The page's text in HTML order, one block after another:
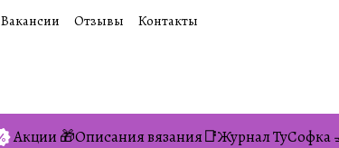
Вакансии Отзывы Контакты
Акции 🎁Описания вязания📑Журнал ТуСофка